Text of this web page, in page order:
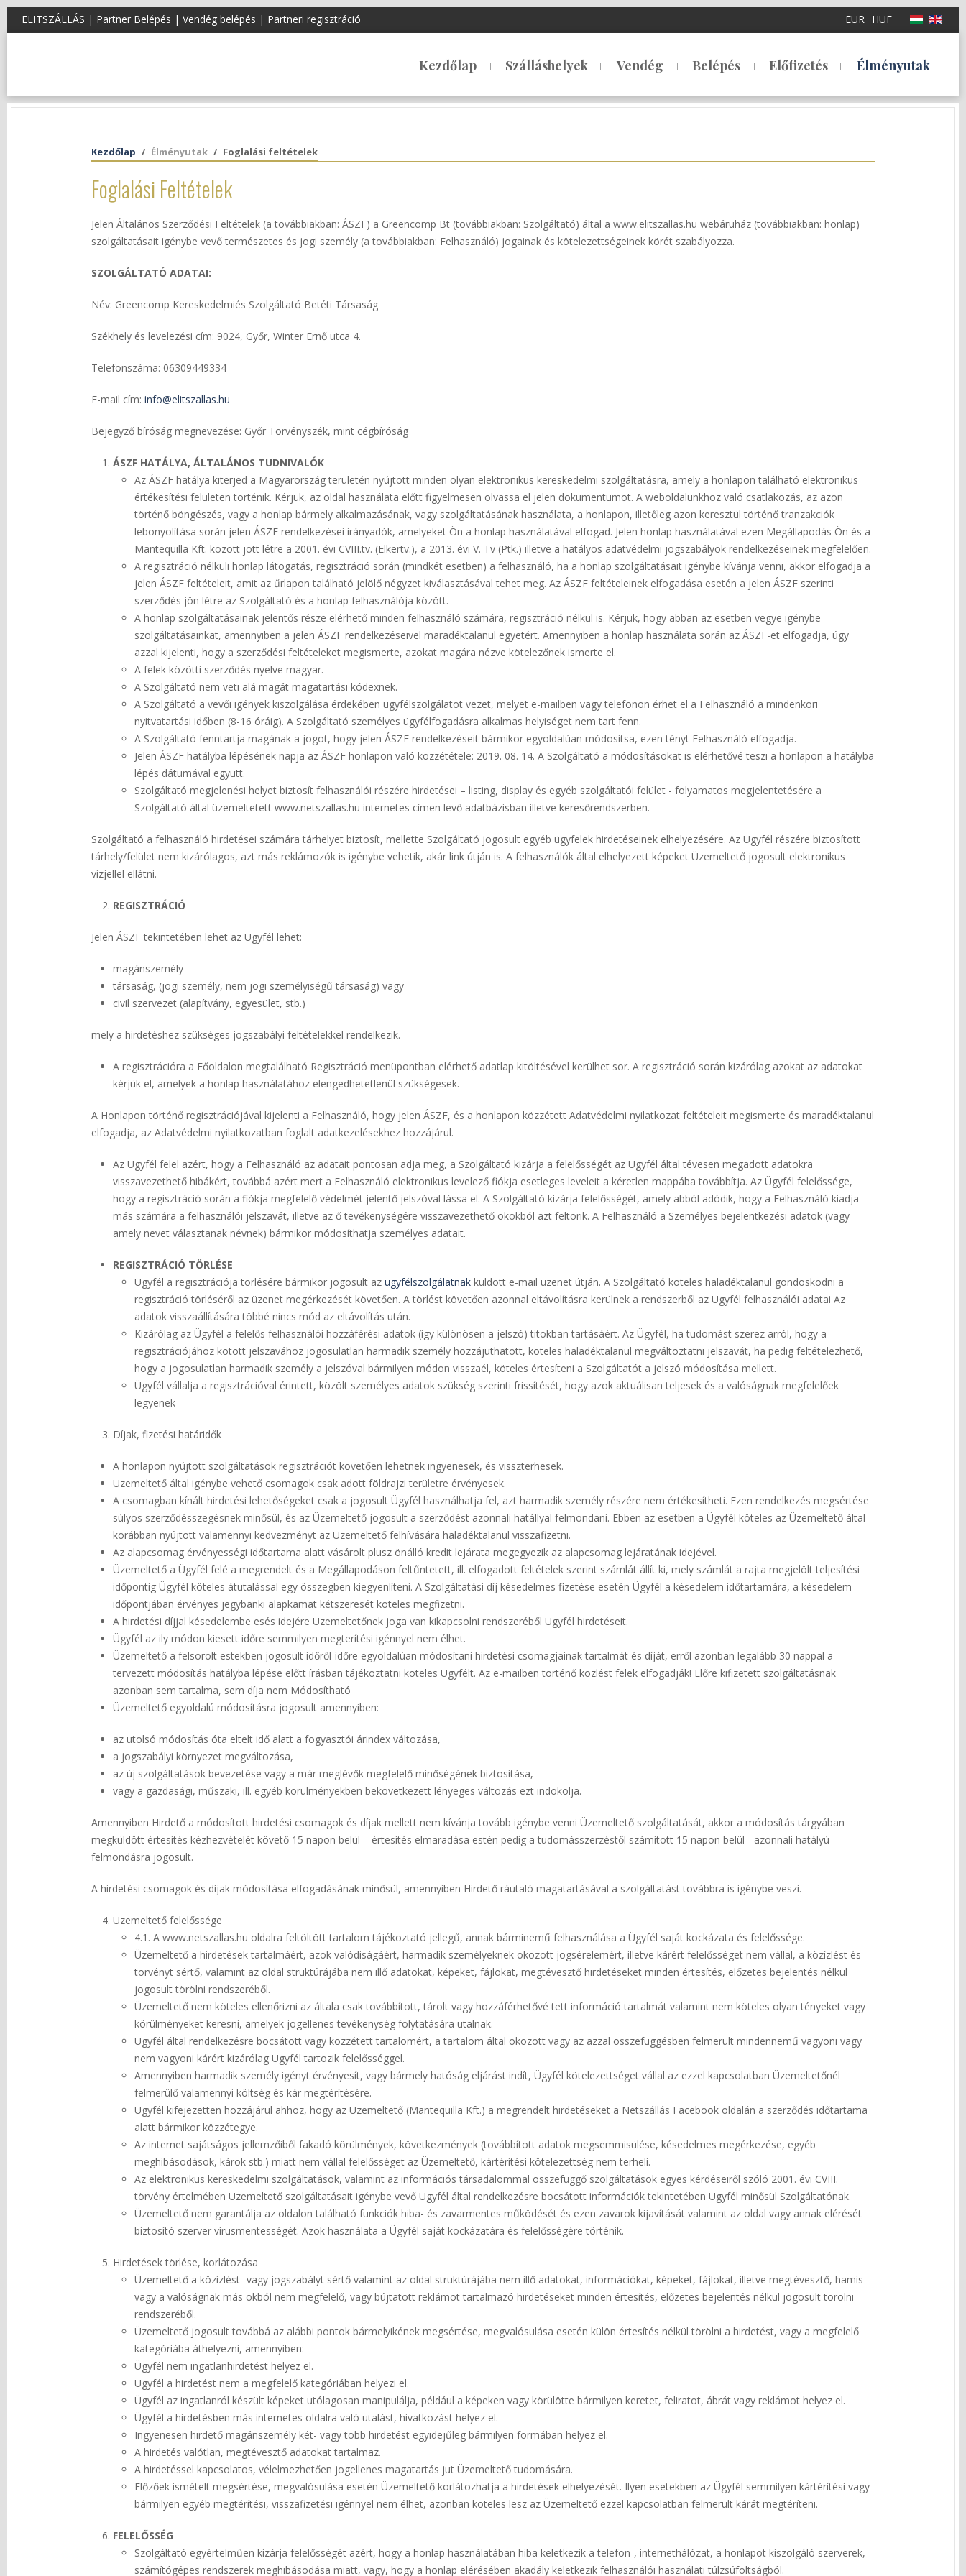
ELITSZÁLLÁS | Partner Belépés | Vendég belépés | Partneri regisztráció EUR HUF
Kezdőlap Szálláshelyek Vendég Belépés Előfizetés Élményutak
Kezdőlap Élményutak Foglalási feltételek
Foglalási Feltételek
Jelen Általános Szerződési Feltételek (a továbbiakban: ÁSZF) a Greencomp Bt (továbbiakban: Szolgáltató) által a www.elitszallas.hu webáruház (továbbiakban: honlap)
szolgáltatásait igénybe vevő természetes és jogi személy (a továbbiakban: Felhasználó) jogainak és kötelezettségeinek körét szabályozza.
SZOLGÁLTATÓ ADATAI:
Név: Greencomp Kereskedelmiés Szolgáltató Betéti Társaság
Székhely és levelezési cím: 9024, Győr, Winter Ernő utca 4.
Telefonszáma: 06309449334
E-mail cím: info@elitszallas.hu
Bejegyző bíróság megnevezése: Győr Törvényszék, mint cégbíróság
ÁSZF HATÁLYA, ÁLTALÁNOS TUDNIVALÓK
Az ÁSZF hatálya kiterjed a Magyarország területén nyújtott minden olyan elektronikus kereskedelmi szolgáltatásra, amely a honlapon található elektronikus
értékesítési felületen történik. Kérjük, az oldal használata előtt figyelmesen olvassa el jelen dokumentumot. A weboldalunkhoz való csatlakozás, az azon
történő böngészés, vagy a honlap bármely alkalmazásának, vagy szolgáltatásának használata, a honlapon, illetőleg azon keresztül történő tranzakciók
lebonyolítása során jelen ÁSZF rendelkezései irányadók, amelyeket Ön a honlap használatával elfogad. Jelen honlap használatával ezen Megállapodás Ön és a
Mantequilla Kft. között jött létre a 2001. évi CVIII.tv. (Elkertv.), a 2013. évi V. Tv (Ptk.) illetve a hatályos adatvédelmi jogszabályok rendelkezéseinek megfelelően.
A regisztráció nélküli honlap látogatás, regisztráció során (mindkét esetben) a felhasználó, ha a honlap szolgáltatásait igénybe kívánja venni, akkor elfogadja a
jelen ÁSZF feltételeit, amit az űrlapon található jelölő négyzet kiválasztásával tehet meg. Az ÁSZF feltételeinek elfogadása esetén a jelen ÁSZF szerinti
szerződés jön létre az Szolgáltató és a honlap felhasználója között.
A honlap szolgáltatásainak jelentős része elérhető minden felhasználó számára, regisztráció nélkül is. Kérjük, hogy abban az esetben vegye igénybe
szolgáltatásainkat, amennyiben a jelen ÁSZF rendelkezéseivel maradéktalanul egyetért. Amennyiben a honlap használata során az ÁSZF-et elfogadja, úgy
azzal kijelenti, hogy a szerződési feltételeket megismerte, azokat magára nézve kötelezőnek ismerte el.
A felek közötti szerződés nyelve magyar.
A Szolgáltató nem veti alá magát magatartási kódexnek.
A Szolgáltató a vevői igények kiszolgálása érdekében ügyfélszolgálatot vezet, melyet e-mailben vagy telefonon érhet el a Felhasználó a mindenkori
nyitvatartási időben (8-16 óráig). A Szolgáltató személyes ügyfélfogadásra alkalmas helyiséget nem tart fenn.
A Szolgáltató fenntartja magának a jogot, hogy jelen ÁSZF rendelkezéseit bármikor egyoldalúan módosítsa, ezen tényt Felhasználó elfogadja.
Jelen ÁSZF hatályba lépésének napja az ÁSZF honlapon való közzététele: 2019. 08. 14. A Szolgáltató a módosításokat is elérhetővé teszi a honlapon a hatályba
lépés dátumával együtt.
Szolgáltató megjelenési helyet biztosít felhasználói részére hirdetései – listing, display és egyéb szolgáltatói felület - folyamatos megjelentetésére a
Szolgáltató által üzemeltetett www.netszallas.hu internetes címen levő adatbázisban illetve keresőrendszerben.
Szolgáltató a felhasználó hirdetései számára tárhelyet biztosít, mellette Szolgáltató jogosult egyéb ügyfelek hirdetéseinek elhelyezésére. Az Ügyfél részére biztosított
tárhely/felület nem kizárólagos, azt más reklámozók is igénybe vehetik, akár link útján is. A felhasználók által elhelyezett képeket Üzemeltető jogosult elektronikus
vízjellel ellátni.
REGISZTRÁCIÓ
Jelen ÁSZF tekintetében lehet az Ügyfél lehet:
magánszemély
társaság, (jogi személy, nem jogi személyiségű társaság) vagy
civil szervezet (alapítvány, egyesület, stb.)
mely a hirdetéshez szükséges jogszabályi feltételekkel rendelkezik.
A regisztrációra a Főoldalon megtalálható Regisztráció menüpontban elérhető adatlap kitöltésével kerülhet sor. A regisztráció során kizárólag azokat az adatokat
kérjük el, amelyek a honlap használatához elengedhetetlenül szükségesek.
A Honlapon történő regisztrációjával kijelenti a Felhasználó, hogy jelen ÁSZF, és a honlapon közzétett Adatvédelmi nyilatkozat feltételeit megismerte és maradéktalanul
elfogadja, az Adatvédelmi nyilatkozatban foglalt adatkezelésekhez hozzájárul.
Az Ügyfél felel azért, hogy a Felhasználó az adatait pontosan adja meg, a Szolgáltató kizárja a felelősségét az Ügyfél által tévesen megadott adatokra
visszavezethető hibákért, továbbá azért mert a Felhasználó elektronikus levelező fiókja esetleges leveleit a kéretlen mappába továbbítja. Az Ügyfél felelőssége,
hogy a regisztráció során a fiókja megfelelő védelmét jelentő jelszóval lássa el. A Szolgáltató kizárja felelősségét, amely abból adódik, hogy a Felhasználó kiadja
más számára a felhasználói jelszavát, illetve az ő tevékenységére visszavezethető okokból azt feltörik. A Felhasználó a Személyes bejelentkezési adatok (vagy
amely nevet választanak névnek) bármikor módosíthatja személyes adatait.
REGISZTRÁCIÓ TÖRLÉSE
Ügyfél a regisztrációja törlésére bármikor jogosult az ügyfélszolgálatnak küldött e-mail üzenet útján. A Szolgáltató köteles haladéktalanul gondoskodni a
regisztráció törléséről az üzenet megérkezését követően. A törlést követően azonnal eltávolításra kerülnek a rendszerből az Ügyfél felhasználói adatai Az
adatok visszaállítására többé nincs mód az eltávolítás után.
Kizárólag az Ügyfél a felelős felhasználói hozzáférési adatok (így különösen a jelszó) titokban tartásáért. Az Ügyfél, ha tudomást szerez arról, hogy a
regisztrációjához kötött jelszavához jogosulatlan harmadik személy hozzájuthatott, köteles haladéktalanul megváltoztatni jelszavát, ha pedig feltételezhető,
hogy a jogosulatlan harmadik személy a jelszóval bármilyen módon visszaél, köteles értesíteni a Szolgáltatót a jelszó módosítása mellett.
Ügyfél vállalja a regisztrációval érintett, közölt személyes adatok szükség szerinti frissítését, hogy azok aktuálisan teljesek és a valóságnak megfelelőek
legyenek
Díjak, fizetési határidők
A honlapon nyújtott szolgáltatások regisztrációt követően lehetnek ingyenesek, és visszterhesek.
Üzemeltető által igénybe vehető csomagok csak adott földrajzi területre érvényesek.
A csomagban kínált hirdetési lehetőségeket csak a jogosult Ügyfél használhatja fel, azt harmadik személy részére nem értékesítheti. Ezen rendelkezés megsértése
súlyos szerződésszegésnek minősül, és az Üzemeltető jogosult a szerződést azonnali hatállyal felmondani. Ebben az esetben a Ügyfél köteles az Üzemeltető által
korábban nyújtott valamennyi kedvezményt az Üzemeltető felhívására haladéktalanul visszafizetni.
Az alapcsomag érvényességi időtartama alatt vásárolt plusz önálló kredit lejárata megegyezik az alapcsomag lejáratának idejével.
Üzemeltető a Ügyfél felé a megrendelt és a Megállapodáson feltűntetett, ill. elfogadott feltételek szerint számlát állít ki, mely számlát a rajta megjelölt teljesítési
időpontig Ügyfél köteles átutalással egy összegben kiegyenlíteni. A Szolgáltatási díj késedelmes fizetése esetén Ügyfél a késedelem időtartamára, a késedelem
időpontjában érvényes jegybanki alapkamat kétszeresét köteles megfizetni.
A hirdetési díjjal késedelembe esés idejére Üzemeltetőnek joga van kikapcsolni rendszeréből Ügyfél hirdetéseit.
Ügyfél az ily módon kiesett időre semmilyen megterítési igénnyel nem élhet.
Üzemeltető a felsorolt estekben jogosult időről-időre egyoldalúan módosítani hirdetési csomagjainak tartalmát és díját, erről azonban legalább 30 nappal a
tervezett módosítás hatályba lépése előtt írásban tájékoztatni köteles Ügyfélt. Az e-mailben történő közlést felek elfogadják! Előre kifizetett szolgáltatásnak
azonban sem tartalma, sem díja nem Módosítható
Üzemeltető egyoldalú módosításra jogosult amennyiben:
az utolsó módosítás óta eltelt idő alatt a fogyasztói árindex változása,
a jogszabályi környezet megváltozása,
az új szolgáltatások bevezetése vagy a már meglévők megfelelő minőségének biztosítása,
vagy a gazdasági, műszaki, ill. egyéb körülményekben bekövetkezett lényeges változás ezt indokolja.
Amennyiben Hirdető a módosított hirdetési csomagok és díjak mellett nem kívánja tovább igénybe venni Üzemeltető szolgáltatását, akkor a módosítás tárgyában
megküldött értesítés kézhezvételét követő 15 napon belül – értesítés elmaradása estén pedig a tudomásszerzéstől számított 15 napon belül - azonnali hatályú
felmondásra jogosult.
A hirdetési csomagok és díjak módosítása elfogadásának minősül, amennyiben Hirdető ráutaló magatartásával a szolgáltatást továbbra is igénybe veszi.
Üzemeltető felelőssége
4.1. A www.netszallas.hu oldalra feltöltött tartalom tájékoztató jellegű, annak bárminemű felhasználása a Ügyfél saját kockázata és felelőssége.
Üzemeltető a hirdetések tartalmáért, azok valódiságáért, harmadik személyeknek okozott jogsérelemért, illetve kárért felelősséget nem vállal, a közízlést és
törvényt sértő, valamint az oldal struktúrájába nem illő adatokat, képeket, fájlokat, megtévesztő hirdetéseket minden értesítés, előzetes bejelentés nélkül
jogosult törölni rendszeréből.
Üzemeltető nem köteles ellenőrizni az általa csak továbbított, tárolt vagy hozzáférhetővé tett információ tartalmát valamint nem köteles olyan tényeket vagy
körülményeket keresni, amelyek jogellenes tevékenység folytatására utalnak.
Ügyfél által rendelkezésre bocsátott vagy közzétett tartalomért, a tartalom által okozott vagy az azzal összefüggésben felmerült mindennemű vagyoni vagy
nem vagyoni kárért kizárólag Ügyfél tartozik felelősséggel.
Amennyiben harmadik személy igényt érvényesít, vagy bármely hatóság eljárást indít, Ügyfél kötelezettséget vállal az ezzel kapcsolatban Üzemeltetőnél
felmerülő valamennyi költség és kár megtérítésére.
Ügyfél kifejezetten hozzájárul ahhoz, hogy az Üzemeltető (Mantequilla Kft.) a megrendelt hirdetéseket a Netszállás Facebook oldalán a szerződés időtartama
alatt bármikor közzétegye.
Az internet sajátságos jellemzőiből fakadó körülmények, következmények (továbbított adatok megsemmisülése, késedelmes megérkezése, egyéb
meghibásodások, károk stb.) miatt nem vállal felelősséget az Üzemeltető, kártérítési kötelezettség nem terheli.
Az elektronikus kereskedelmi szolgáltatások, valamint az információs társadalommal összefüggő szolgáltatások egyes kérdéseiről szóló 2001. évi CVIII.
törvény értelmében Üzemeltető szolgáltatásait igénybe vevő Ügyfél által rendelkezésre bocsátott információk tekintetében Ügyfél minősül Szolgáltatónak.
Üzemeltető nem garantálja az oldalon található funkciók hiba- és zavarmentes működését és ezen zavarok kijavítását valamint az oldal vagy annak elérését
biztosító szerver vírusmentességét. Azok használata a Ügyfél saját kockázatára és felelősségére történik.
Hirdetések törlése, korlátozása
Üzemeltető a közízlést- vagy jogszabályt sértő valamint az oldal struktúrájába nem illő adatokat, információkat, képeket, fájlokat, illetve megtévesztő, hamis
vagy a valóságnak más okból nem megfelelő, vagy bújtatott reklámot tartalmazó hirdetéseket minden értesítés, előzetes bejelentés nélkül jogosult törölni
rendszeréből.
Üzemeltető jogosult továbbá az alábbi pontok bármelyikének megsértése, megvalósulása esetén külön értesítés nélkül törölni a hirdetést, vagy a megfelelő
kategóriába áthelyezni, amennyiben:
Ügyfél nem ingatlanhirdetést helyez el.
Ügyfél a hirdetést nem a megfelelő kategóriában helyezi el.
Ügyfél az ingatlanról készült képeket utólagosan manipulálja, például a képeken vagy körülötte bármilyen keretet, feliratot, ábrát vagy reklámot helyez el.
Ügyfél a hirdetésben más internetes oldalra való utalást, hivatkozást helyez el.
Ingyenesen hirdető magánszemély két- vagy több hirdetést egyidejűleg bármilyen formában helyez el.
A hirdetés valótlan, megtévesztő adatokat tartalmaz.
A hirdetéssel kapcsolatos, vélelmezhetően jogellenes magatartás jut Üzemeltető tudomására.
Előzőek ismételt megsértése, megvalósulása esetén Üzemeltető korlátozhatja a hirdetések elhelyezését. Ilyen esetekben az Ügyfél semmilyen kártérítési vagy
bármilyen egyéb megtérítési, visszafizetési igénnyel nem élhet, azonban köteles lesz az Üzemeltető ezzel kapcsolatban felmerült kárát megtéríteni.
FELELŐSSÉG
Szolgáltató egyértelműen kizárja felelősségét azért, hogy a honlap használatában hiba keletkezik a telefon-, internethálózat, a honlapot kiszolgáló szerverek,
számítógépes rendszerek meghibásodása miatt, vagy, hogy a honlap elérésében akadály keletkezik felhasználói használati túlzsúfoltságból.